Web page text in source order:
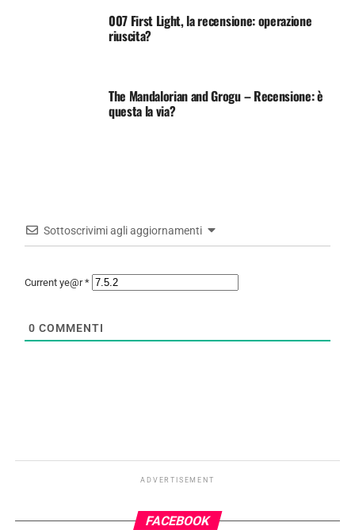
007 First Light, la recensione: operazione
riuscita?
The Mandalorian and Grogu – Recensione: è
questa la via?
Sottoscrivimi agli aggiornamenti
Current ye@r*
0 COMMENTI
ADVERTISEMENT
FACEBOOK